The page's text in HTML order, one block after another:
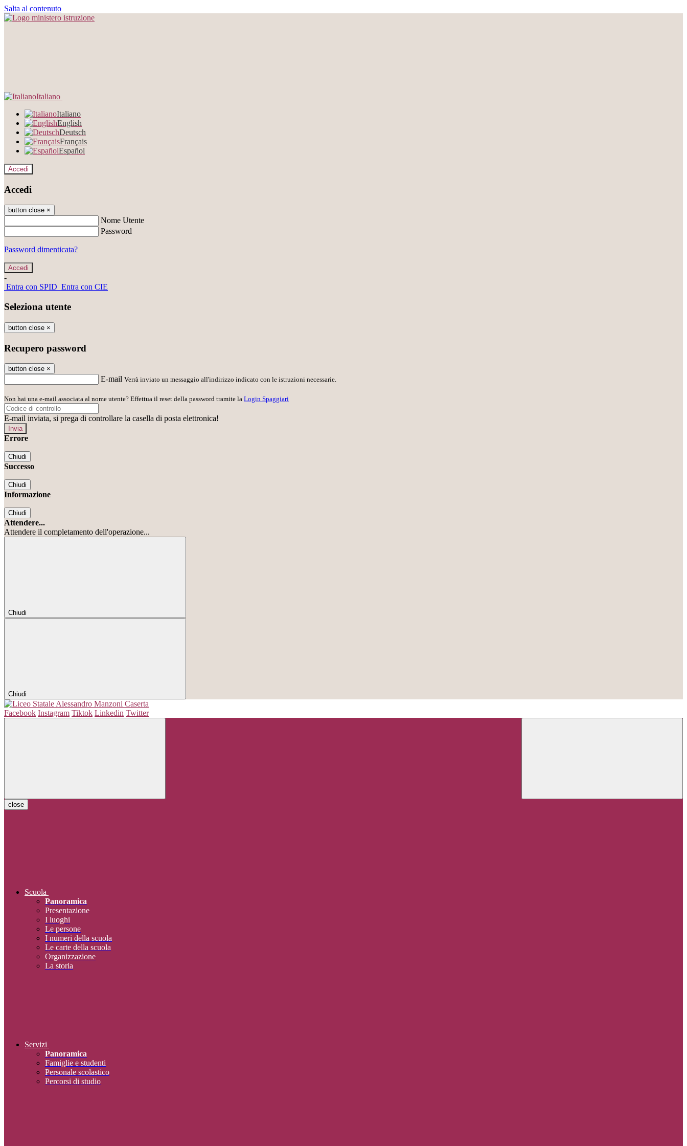
Salta al contenuto
Italiano
Italiano
English
Deutsch
Français
Español
Accedi
Accedi
button close ×
Nome Utente
Password
Password dimenticata?
-
Entra con SPID Entra con CIE
Seleziona utente
button close ×
Recupero password
button close ×
E-mail Verrà inviato un messaggio all'indirizzo indicato con le istruzioni necessarie.
Non hai una e-mail associata al nome utente? Effettua il reset della password tramite la Login Spaggiari
E-mail inviata, si prega di controllare la casella di posta elettronica!
Errore
Chiudi
Successo
Chiudi
Informazione
Chiudi
Attendere...
Attendere il completamento dell'operazione...
Chiudi
Chiudi
Facebook Instagram Tiktok Linkedin Twitter
close
Scuola
Panoramica
Presentazione
I luoghi
Le persone
I numeri della scuola
Le carte della scuola
Organizzazione
La storia
Servizi
Panoramica
Famiglie e studenti
Personale scolastico
Percorsi di studio